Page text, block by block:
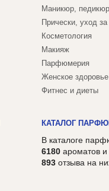
Маникюр, педикюр
Прически, уход
Косметология
Макияж
Парфюмерия
Женское здоровье
Фитнес и диеты
КАТАЛОГ
В каталоге
6180 ароматов и
893 отзыва на